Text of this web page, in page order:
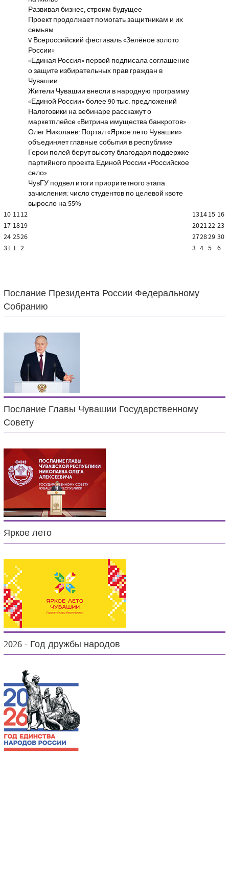
Развивая бизнес, строим будущее
Проект продолжает помогать защитникам и их
семьям
V Всероссийский фестиваль «Зелёное золото
России»
«Единая Россия» первой подписала соглашение
о защите избирательных прав граждан в
Чувашии
Жители Чувашии внесли в народную программу
«Единой России» более 90 тыс. предложений
Налоговики на вебинаре расскажут о
маркетплейсе «Витрина имущества банкротов»
Олег Николаев: Портал «Яркое лето Чувашии»
объединяет главные события в республике
Герои полей берут высоту благодаря поддержке
партийного проекта Единой России «Российское
село»
ЧувГУ подвел итоги приоритетного этапа
зачисления: число студентов по целевой квоте
выросло на 55%
10 1112 131415 16
17 1819 202122 23
24 2526 272829 30
31 1 2 3 4 5 6
Послание Президента России Федеральному
Собранию
Послание Главы Чувашии Государственному
Совету
Яркое лето
2026 - Год дружбы народов